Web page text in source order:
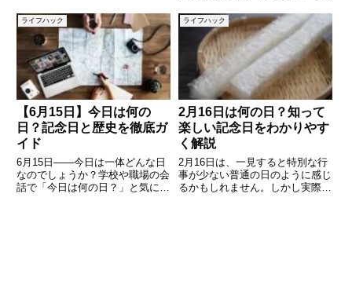
妻に「ありがとう」を伝えること
は、夫婦関係をより深める大切な
習慣です。しかし、いざ言葉にし
来事や記念日が数多く存在しま
す。さらに、著名人の誕生日や命
日、文化的な記録も多く残る日で
す。本記事では、8月15日にま
ライフハック
【6月15日】今日は何の
日？記念日と歴史を徹底ガ
イド
6月15日――今日は一体どんな日
なのでしょうか？学校や職場の会
話で「今日は何の日？」と気にな
ライフハック
2月16日は何の日？知って
楽しい記念日をわかりやす
く解説
2月16日は、一見すると特別な行
事が少ない普通の日のように感じ
るかもしれません。しかし実際に